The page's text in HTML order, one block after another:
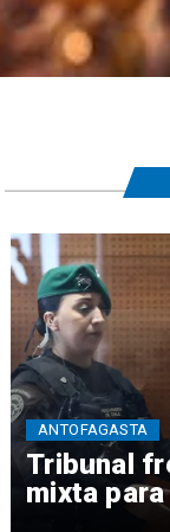
Tribunal
mixta
ANTOFAGASTA